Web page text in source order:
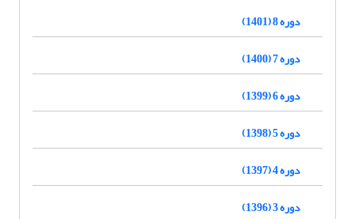
دوره 8 (1401)
دوره 7 (1400)
دوره 6 (1399)
دوره 5 (1398)
دوره 4 (1397)
دوره 3 (1396)